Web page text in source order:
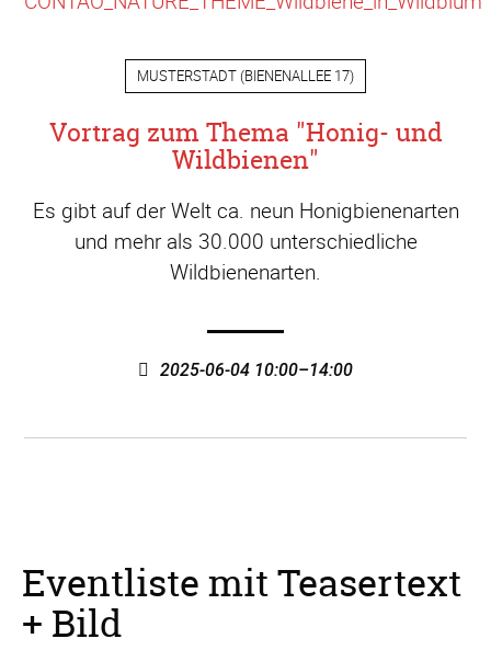
MUSTERSTADT (BIENENALLEE 17)
Vortrag zum Thema "Honig- und
Wildbienen"
Es gibt auf der Welt ca. neun Honigbienenarten
und mehr als 30.000 unterschiedliche
Wildbienenarten.
2025-06-04 10:00–14:00
Eventliste mit Teasertext
+ Bild